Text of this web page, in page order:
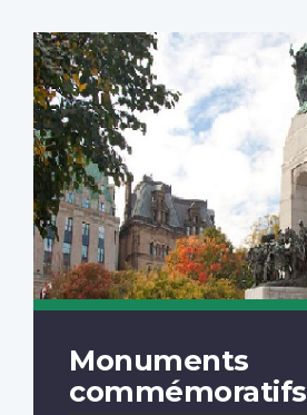
Monuments
commémoratifs